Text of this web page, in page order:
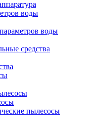
воды
воды
средства
пылесосы